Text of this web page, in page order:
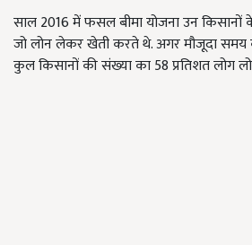
साल 2016 में फसल बीमा योजना उन किसानों के
जो लोन लेकर खेती करते थे. अगर मौजूदा
कुल किसानों की संख्या का 58 प्रतिशत लोग